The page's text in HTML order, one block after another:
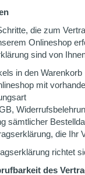
die zum
Onlineshop
sind von
in den Warenkorb
mit
sämtlicher
die Ihr
richtet
des